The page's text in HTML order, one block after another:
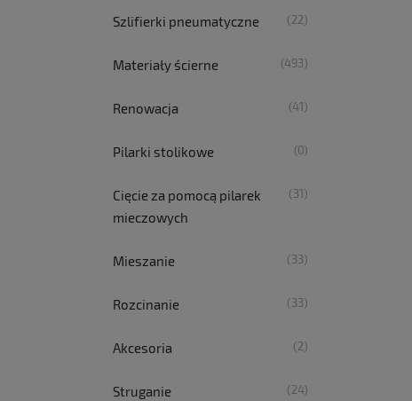
Szlifierki pneumatyczne (22)
Materiały ścierne (493)
Renowacja (41)
Pilarki stolikowe (0)
Cięcie za pomocą pilarek
mieczowych
(31)
Mieszanie (33)
Rozcinanie (33)
Akcesoria (2)
Struganie (24)